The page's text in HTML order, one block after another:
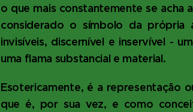
o que mais constantemente se acha
considerado o símbolo da própria
invisíveis, discernível e inservível -
uma flama substancial e material.
Esotericamente, é a representação
que é, por sua vez, e como